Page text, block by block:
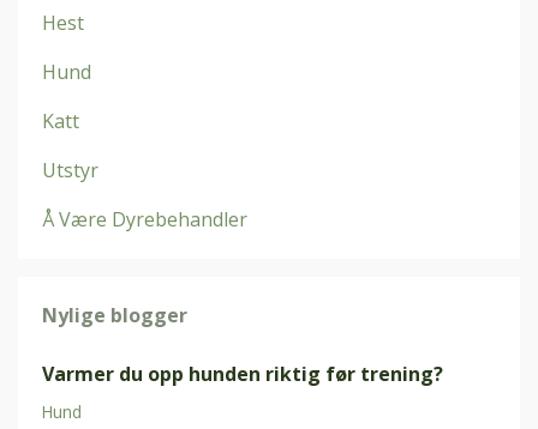
Hest
Hund
Katt
Utstyr
Å Være Dyrebehandler
Nylige blogger
Varmer du opp hunden riktig før trening?
Hund